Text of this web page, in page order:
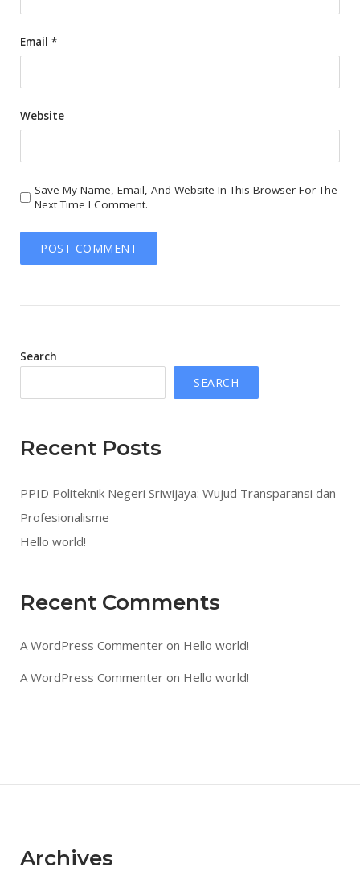
Email *
Website
Save My Name, Email, And Website In This Browser For The
Next Time I Comment.
Search
SEARCH
Recent Posts
PPID Politeknik Negeri Sriwijaya: Wujud Transparansi dan
Profesionalisme
Hello world!
Recent Comments
A WordPress Commenter on Hello world!
A WordPress Commenter on Hello world!
Archives